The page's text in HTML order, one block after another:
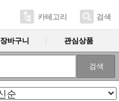
카테고리 검색
장바구니 관심상품
검색